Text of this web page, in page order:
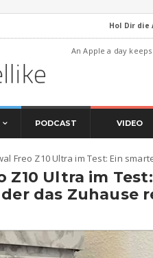
Hol Dir die
An Apple a day
PODCAST VIDEO
Freo Z10 Ultra im Test: Ein
Z10 Ultra im
das Zuhause